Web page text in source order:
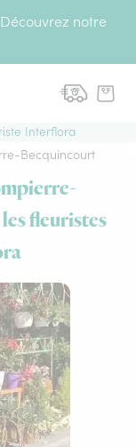
notre
Interflora
Becquincourt
fleuristes